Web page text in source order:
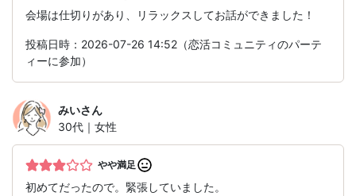
会場は仕切りがあり、リラックスしてお話ができました！
投稿日時：2026-07-26 14:52（恋活コミュニティのパーテ
ィーに参加）
みいさん
30代｜女性
やや満足
初めてだったので。緊張していました。